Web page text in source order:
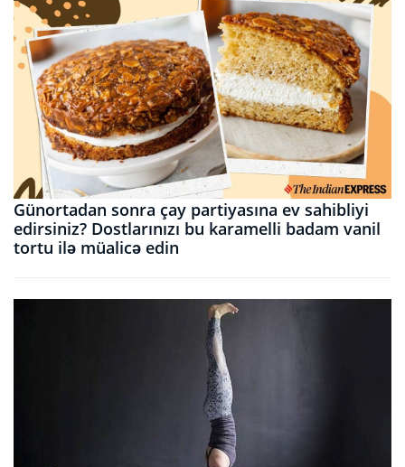
Günortadan sonra çay partiyasına ev sahibliyi
edirsiniz? Dostlarınızı bu karamelli badam vanil
tortu ilə müalicə edin